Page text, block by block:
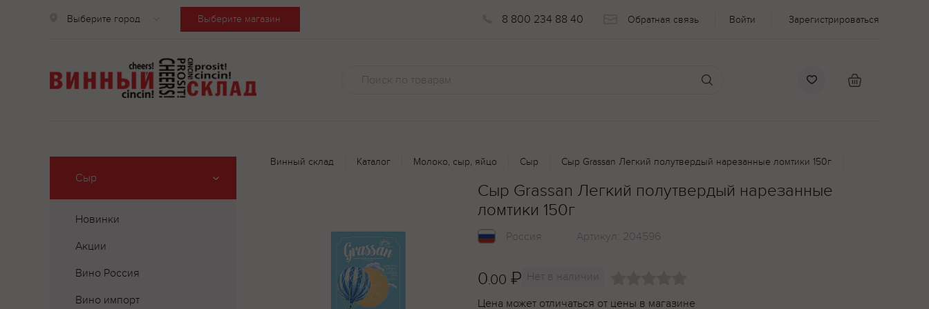
Выберите город Выберите магазин 8 800 234 88 40 Обратная связь Войти Зарегистрироваться
Сыр
Новинки
Акции
Вино Россия
Вино импорт
Винный склад Каталог Молоко, сыр, яйцо Сыр Сыр Grassan Легкий полутвердый нарезанные ломтики 150г
Сыр Grassan Легкий полутвердый нарезанные
ломтики 150г
Россия Артикул: 204596
0.00 ₽ Нет в наличии
Цена может отличаться от цены в магазине